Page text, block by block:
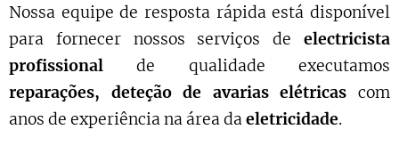
Nossa equipe de resposta rápida está disponível
para fornecer nossos serviços de electricista
profissional de qualidade executamos
reparações, deteção de avarias elétricas com
anos de experiência na área daeletricidade.